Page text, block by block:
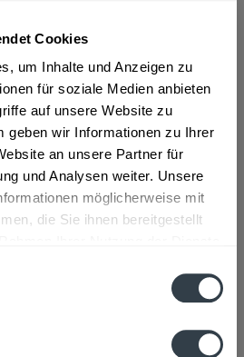
Cookies
um Inhalte und Anzeigen zu
für soziale Medien anbieten
auf unsere Website zu
geben wir Informationen zu Ihrer
an unsere Partner für
und Analysen weiter. Unsere
möglicherweise mit
die Sie ihnen bereitgestellt
Utzberg,Bienstädt, Dachwig,
Großfahner, Zimmernsupra
Großschwabhausen, Hammerstedt,
Kromsdorf,
Mellingen, Umpferstedt
Kirchheim,Georgenthal,
Petriroda
Großmölsen,
Ollendorf, Udestedt
Ohrdruf, Wölfis